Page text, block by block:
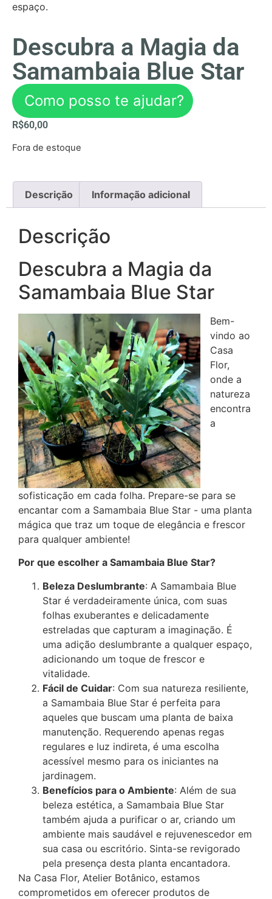
espaço.
Descubra a Magia da
Samambaia Blue Star
Como posso te ajudar?
R$60,00
Fora de estoque
Descrição Informação adicional
Descrição
Descubra a Magia da
Samambaia Blue Star
Bem-
vindo ao
Casa
Flor,
onde a
natureza
encontra
a
sofisticação em cada folha. Prepare-se para se
encantar com a Samambaia Blue Star - uma planta
mágica que traz um toque de elegância e frescor
para qualquer ambiente!
Por que escolher a Samambaia Blue Star?
Beleza Deslumbrante: A Samambaia Blue
Star é verdadeiramente única, com suas
folhas exuberantes e delicadamente
estreladas que capturam a imaginação. É
uma adição deslumbrante a qualquer espaço,
adicionando um toque de frescor e
vitalidade.
Fácil de Cuidar: Com sua natureza resiliente,
a Samambaia Blue Star é perfeita para
aqueles que buscam uma planta de baixa
manutenção. Requerendo apenas regas
regulares e luz indireta, é uma escolha
acessível mesmo para os iniciantes na
jardinagem.
Benefícios para o Ambiente: Além de sua
beleza estética, a Samambaia Blue Star
também ajuda a purificar o ar, criando um
ambiente mais saudável e rejuvenescedor em
sua casa ou escritório. Sinta-se revigorado
pela presença desta planta encantadora.
Na Casa Flor, Atelier Botânico, estamos
comprometidos em oferecer produtos de